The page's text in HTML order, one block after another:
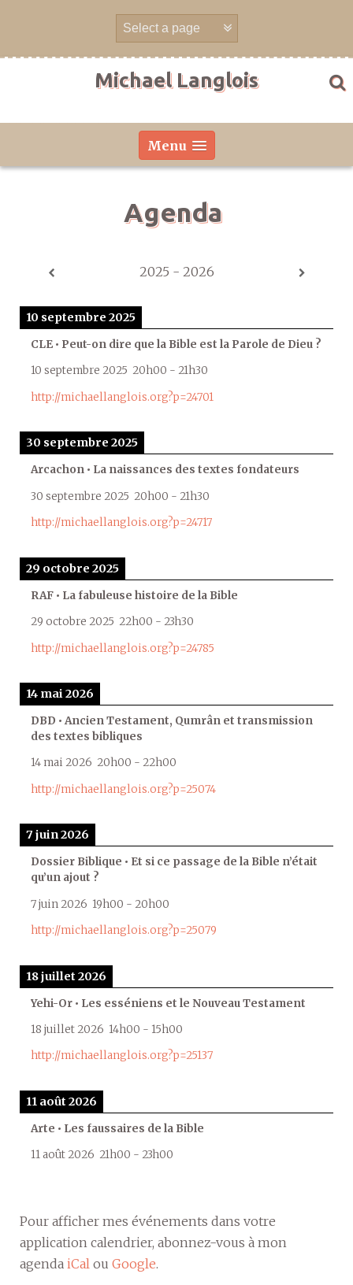
Michael Langlois
Menu
Agenda
2025 - 2026
10 septembre 2025
CLE • Peut-on dire que la Bible est la Parole de Dieu ?
10 septembre 2025 20h00 - 21h30
http://michaellanglois.org?p=24701
30 septembre 2025
Arcachon • La naissances des textes fondateurs
30 septembre 2025 20h00 - 21h30
http://michaellanglois.org?p=24717
29 octobre 2025
RAF • La fabuleuse histoire de la Bible
29 octobre 2025 22h00 - 23h30
http://michaellanglois.org?p=24785
14 mai 2026
DBD • Ancien Testament, Qumrân et transmission
des textes bibliques
14 mai 2026 20h00 - 22h00
http://michaellanglois.org?p=25074
7 juin 2026
Dossier Biblique • Et si ce passage de la Bible n’était
qu’un ajout ?
7 juin 2026 19h00 - 20h00
http://michaellanglois.org?p=25079
18 juillet 2026
Yehi-Or • Les esséniens et le Nouveau Testament
18 juillet 2026 14h00 - 15h00
http://michaellanglois.org?p=25137
11 août 2026
Arte • Les faussaires de la Bible
11 août 2026 21h00 - 23h00
Pour afficher mes événements dans votre
application calendrier, abonnez-vous à mon
agenda iCal ou Google.